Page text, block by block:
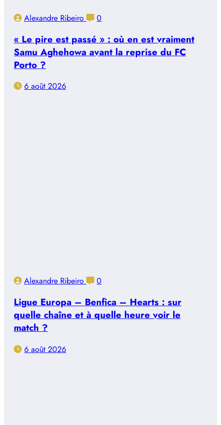
Alexandre Ribeiro 0
« Le pire est passé » : où en est vraiment
Samu Aghehowa avant la reprise du FC
Porto ?
6 août 2026
Alexandre Ribeiro 0
Ligue Europa – Benfica – Hearts : sur
quelle chaîne et à quelle heure voir le
match ?
6 août 2026